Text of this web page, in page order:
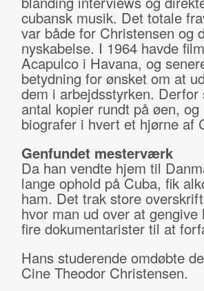
cubansk musik. Det totale
var både for Christensen og
nyskabelse. I 1964 havde
Acapulco i Havana, og
betydning for ønsket om at
dem i arbejdsstyrken.
antal kopier rundt på øen, og
biografer i hvert et hjørne af
Genfundet mesterværk
Da han vendte hjem til
lange ophold på Cuba, fik
ham. Det trak store
hvor man ud over at
fire dokumentarister til at
Hans studerende omdøbte
Cine Theodor Christensen.